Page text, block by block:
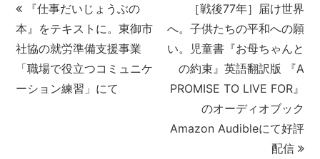
『仕事だいじょうぶの
本』をテキストに。東御市
社協の就労準備支援事業
「職場で役立つコミュニケ
ーション練習」にて
［戦後77年］届け世界
へ。子供たちの平和への願
い。児童書『お母ちゃんと
の約束』英語翻訳版 『A
PROMISE TO LIVE FOR』
のオーディオブック
Amazon Audibleにて好評
配信